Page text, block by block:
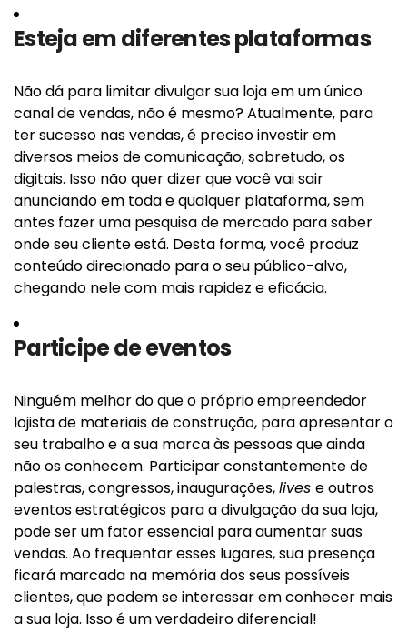
Esteja em diferentes plataformas
Não dá para limitar divulgar sua loja em um único
canal de vendas, não é mesmo? Atualmente, para
ter sucesso nas vendas, é preciso investir em
diversos meios de comunicação, sobretudo, os
digitais. Isso não quer dizer que você vai sair
anunciando em toda e qualquer plataforma, sem
antes fazer uma pesquisa de mercado para saber
onde seu cliente está. Desta forma, você produz
conteúdo direcionado para o seu público-alvo,
chegando nele com mais rapidez e eficácia.
Participe de eventos
Ninguém melhor do que o próprio empreendedor
lojista de materiais de construção, para apresentar o
seu trabalho e a sua marca às pessoas que ainda
não os conhecem. Participar constantemente de
palestras, congressos, inaugurações,lives e outros
eventos estratégicos para a divulgação da sua loja,
pode ser um fator essencial para aumentar suas
vendas. Ao frequentar esses lugares, sua presença
ficará marcada na memória dos seus possíveis
clientes, que podem se interessar em conhecer mais
a sua loja. Isso é um verdadeiro diferencial!